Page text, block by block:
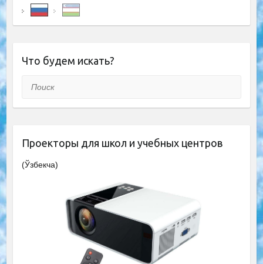
Что будем искать?
Поиск
Проекторы для школ и учебных центров
(Ўзбекча)